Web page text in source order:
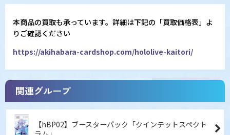
本商品の買取も承っています。詳細は下記の「買取価格表」よ
りご確認ください
https://akihabara-cardshop.com/hololive-kaitori/
関連グループ
【hBP02】ブースターパック「クインテットスペクト